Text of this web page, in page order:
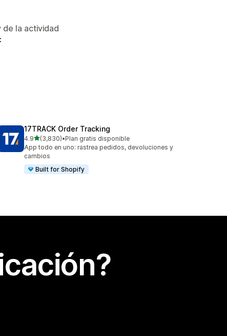
de la actividad
17TRACK Order Tracking
4.9de 5 estrellas
(3,830)
3830 reseñas en total
•Plan gratis disponible
App todo en uno: rastrea pedidos, devoluciones y
cambios
Built for Shopify